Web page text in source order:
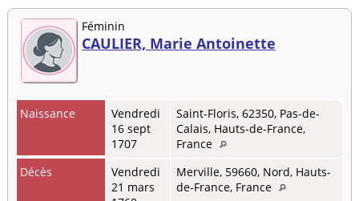
Féminin
CAULIER, Marie Antoinette
Naissance
Vendredi
16 sept
1707
Saint-Floris, 62350, Pas-de-
Calais, Hauts-de-France,
France
Décès
Vendredi
21 mars
Merville, 59660, Nord, Hauts-
de-France, France